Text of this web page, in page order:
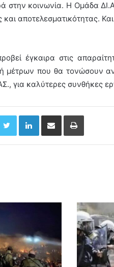
στην κοινωνία. Η Ομάδα
αποτελεσματικότητας.
έγκαιρα στις
μέτρων που θα τονώσουν
για καλύτερες συνθήκες